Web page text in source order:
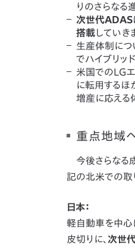
りのさらなる
次世代ADAS
搭載 していき
生産体制につ
でハイブリッ
米国でのLG
に転用するほ
増産に応える
重点地域
今後さらなる成
記の北米での取
日本：
軽自動車を中心
皮切りに、 次世